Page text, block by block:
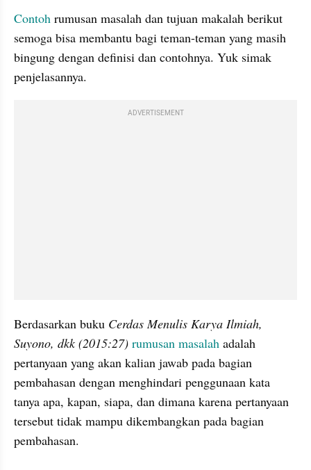
Contoh rumusan masalah dan tujuan makalah berikut
semoga bisa membantu bagi teman-teman yang masih
bingung dengan definisi dan contohnya. Yuk simak
penjelasannya.
ADVERTISEMENT
Berdasarkan buku Cerdas Menulis Karya Ilmiah,
Suyono, dkk (2015:27) rumusan masalah adalah
pertanyaan yang akan kalian jawab pada bagian
pembahasan dengan menghindari penggunaan kata
tanya apa, kapan, siapa, dan dimana karena pertanyaan
tersebut tidak mampu dikembangkan pada bagian
pembahasan.